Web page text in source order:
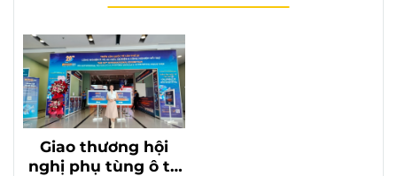
Giao thương hội
nghị phụ tùng ô tô